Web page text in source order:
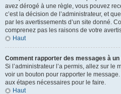
avez dérogé à une règle, vous pouvez
c’est la décision de l’administrateur, et
par les avertissements d’un site donné.
comprenez pas les raisons de votre
Haut
Comment rapporter des messages à
Si l’administrateur l’a permis, allez sur le
voir un bouton pour rapporter le
aux étapes nécessaires pour le faire.
Haut